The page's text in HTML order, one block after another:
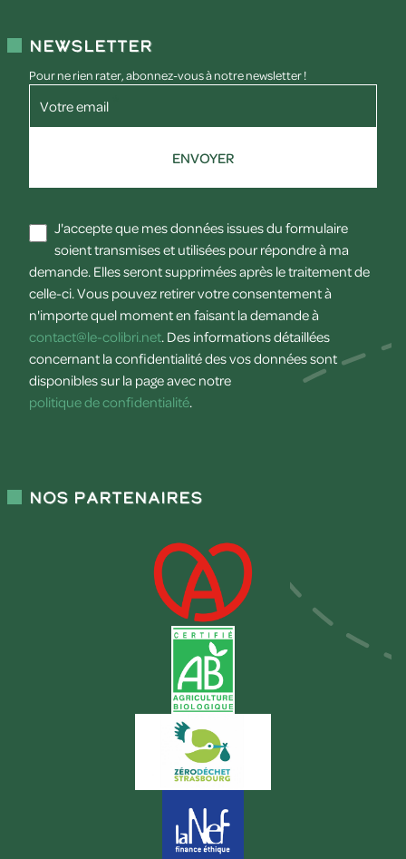
Newsletter
Pour ne rien rater, abonnez-vous à notre newsletter !
Votre email
ENVOYER
J'accepte que mes données issues du formulaire
soient transmises et utilisées pour répondre à ma
demande. Elles seront supprimées après le traitement de
celle-ci. Vous pouvez retirer votre consentement à
n'importe quel moment en faisant la demande à
contact@le-colibri.net. Des informations détaillées
concernant la confidentialité des vos données sont
disponibles sur la page avec notre
politique de confidentialité.
Nos partenaires